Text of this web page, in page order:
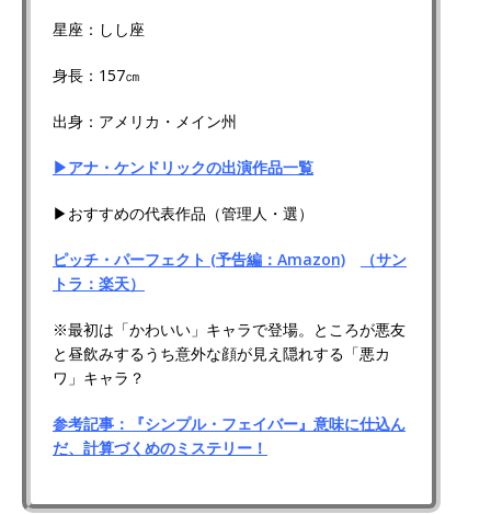
星座：しし座
身長：157㎝
出身：アメリカ・メイン州
▶アナ・ケンドリックの出演作品一覧
▶おすすめの代表作品（管理人・選）
ピッチ・パーフェクト (予告編：Amazon)
（サン
トラ：楽天）
※最初は「かわいい」キャラで登場。ところが悪友
と昼飲みするうち意外な顔が見え隠れする「悪カ
ワ」キャラ？
参考記事：『シンプル・フェイバー』意味に仕込ん
だ、計算づくめのミステリー！